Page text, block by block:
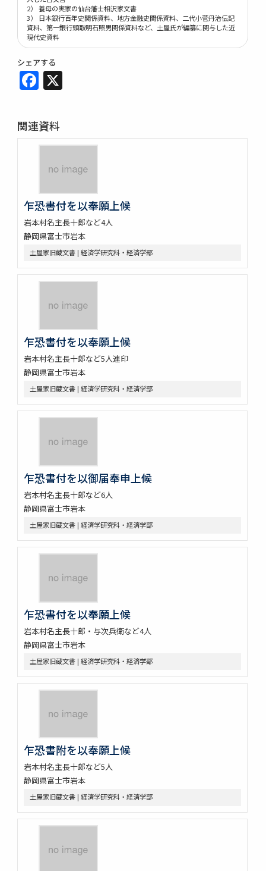
2） 養母の実家の仙台藩士相沢家文書
3） 日本銀行百年史関係資料、地方金融史関係資料、二代小菅丹治伝記
資料、第一銀行頭取明石照男関係資料など、土屋氏が編纂に関与した近
現代史資料
シェアする
Facebook
関連資料
乍恐書付を以奉願上候
岩本村名主長十郎など4人
静岡県富士市岩本
土屋家旧蔵文書 | 経済学研究科・経済学部
乍恐書付を以奉願上候
岩本村名主長十郎など5人連印
静岡県富士市岩本
土屋家旧蔵文書 | 経済学研究科・経済学部
乍恐書付を以御届奉申上候
岩本村名主長十郎など6人
静岡県富士市岩本
土屋家旧蔵文書 | 経済学研究科・経済学部
乍恐書付を以奉願上候
岩本村名主長十郎・与次兵衛など4人
静岡県富士市岩本
土屋家旧蔵文書 | 経済学研究科・経済学部
乍恐書附を以奉願上候
岩本村名主長十郎など5人
静岡県富士市岩本
土屋家旧蔵文書 | 経済学研究科・経済学部